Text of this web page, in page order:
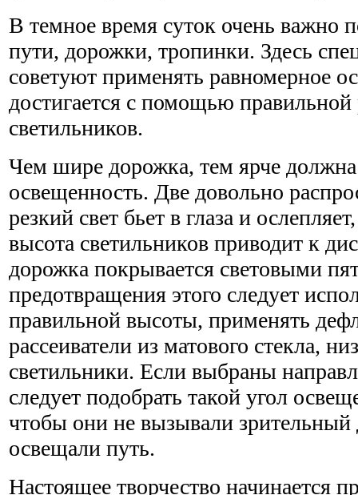
В темное время суток очень важно
пути, дорожки, тропинки. Здесь
советуют применять равномерное
достигается с помощью правильной
светильников.
Чем шире дорожка, тем ярче
освещенность. Две довольно
резкий свет бьет в глаза и
высота светильников приводит к
дорожка покрывается световыми
предотвращения этого следует
правильной высоты, применять
рассеиватели из матового стекла,
светильники. Если выбраны
следует подобрать такой угол
чтобы они не вызывали
освещали путь.
Настоящее творчество начинается